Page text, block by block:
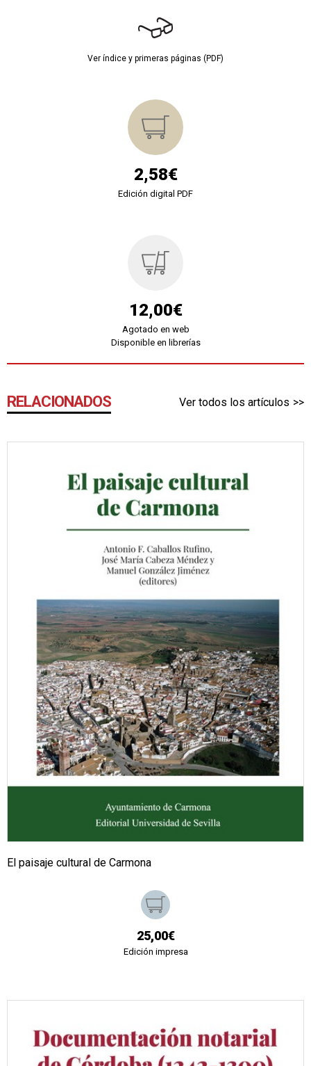
Ver índice y primeras páginas (PDF)
2,58€
Edición digital PDF
12,00€
Agotado en web
Disponible en librerías
RELACIONADOS Ver todos los artículos
El paisaje cultural de Carmona
25,00€
Edición impresa